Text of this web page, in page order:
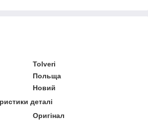
Tolveri
Польща
Новий
деталі
Оригінал